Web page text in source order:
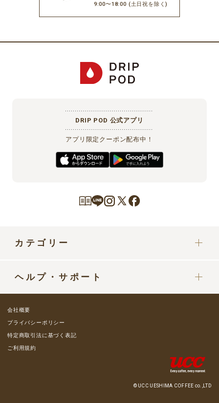
9:00〜18:00 (土日祝を除く)
DRIP POD 公式アプリ
アプリ限定クーポン配布中！
カテゴリー
部品・パーツ
コーヒーミルク類
ヘルプ・サポート
ご利用ガイド
会社概要
プライバシーポリシー
特定商取引法に基づく表記
ご利用規約
© UCC UESHIMA COFFEE co.,LTD